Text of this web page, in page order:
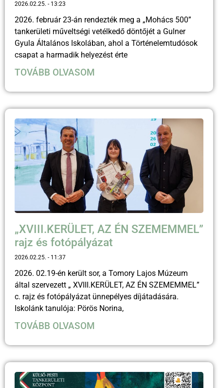
2026.02.25. 13:23
2026. február 23-án rendezték meg a „Mohács 500”
tankerületi műveltségi vetélkedő döntőjét a Gulner
Gyula Általános Iskolában, ahol a Történelemtudósok
csapat a harmadik helyezést érte
TOVÁBB OLVASOM
„XVIII.KERÜLET, AZ ÉN SZEMEMMEL”
rajz és fotópályázat
2026.02.25. 11:37
2026. 02.19-én került sor, a Tomory Lajos Múzeum
által szervezett „ XVIII.KERÜLET, AZ ÉN SZEMEMMEL”
c. rajz és fotópályázat ünnepélyes díjátadására.
Iskolánk tanulója: Pörös Norina,
TOVÁBB OLVASOM